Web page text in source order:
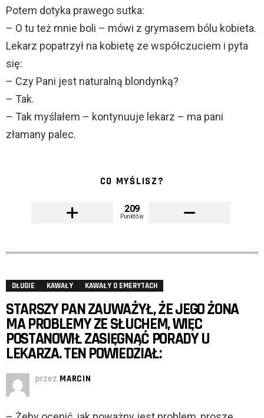
Potem dotyka prawego sutka:
– O tu też mnie boli – mówi z grymasem bólu kobieta.
Lekarz popatrzył na kobietę ze współczuciem i pyta
się:
– Czy Pani jest naturalną blondynką?
– Tak.
– Tak myślałem – kontynuuje lekarz – ma pani
złamany palec.
CO MYŚLISZ?
209
Punktów
DŁUGIE KAWAŁY KAWAŁY O EMERYTACH
STARSZY PAN ZAUWAŻYŁ, ŻE JEGO ŻONA
MA PROBLEMY ZE SŁUCHEM, WIĘC
POSTANOWIŁ ZASIĘGNĄĆ PORADY U
LEKARZA. TEN POWIEDZIAŁ:
przez MARCIN